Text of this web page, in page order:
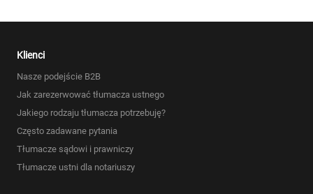
Klienci
Nasze podejście B2B
Jak zarezerwować tłumacza ustnego
Jakiego rodzaju tłumacza potrzebuję?
Często zadawane pytania
Tłumacze sądowi i prawniczy
Tłumacze ustni dla notariuszy